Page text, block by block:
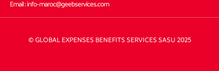
Email : info-maroc@geebservices.com
© GLOBAL EXPENSES BENEFITS SERVICES SASU 2025